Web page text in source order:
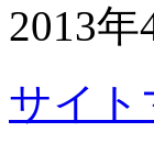
2013
サイト